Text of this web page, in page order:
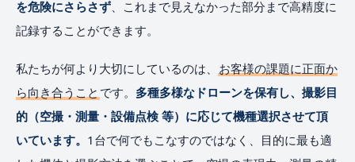
を危険にさらさず 、これまで見えなかった部分まで高精度に
記録することができます。
私たちが何より大切にしているのは、 お客様の課題に正面か
ら向き合うこと です。 多種多様なドローンを保有し、撮影目
的（空撮・測量・設備点検 等）に応じて機種選択させて頂
いています。 1台で何でもこなすのではなく、目的に最も適